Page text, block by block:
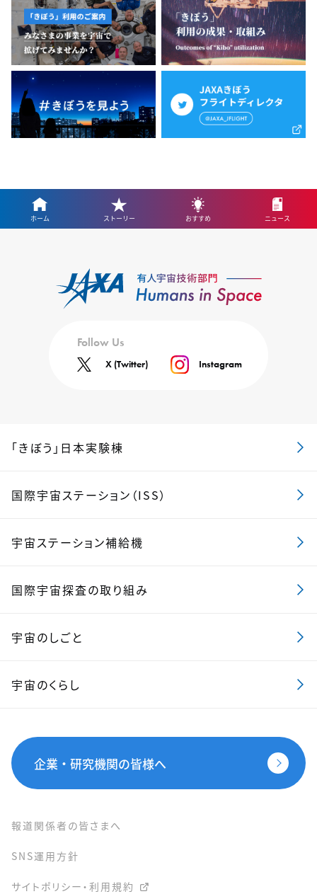
ホーム ストーリー おすすめ ニュース
Follow Us
X (Twitter) Instagram
「きぼう」日本実験棟
国際宇宙ステーション（ISS）
宇宙ステーション補給機
国際宇宙探査の取り組み
宇宙のしごと
宇宙のくらし
企業・研究機関の皆様へ
報道関係者の皆さまへ
SNS運用方針
サイトポリシー・利用規約